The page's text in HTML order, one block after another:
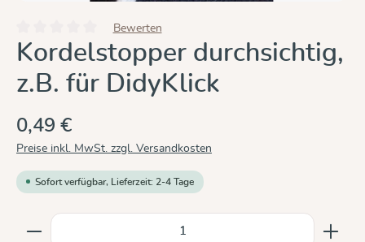
Durchschnittliche Bewertung von 0 von 5 Sternen
Bewerten
Kordelstopper durchsichtig,
z.B. für DidyKlick
0,49 €
Preise inkl. MwSt. zzgl. Versandkosten
Sofort verfügbar, Lieferzeit: 2-4 Tage
Produkt Anzahl: Gib den gewünschten Wert ein